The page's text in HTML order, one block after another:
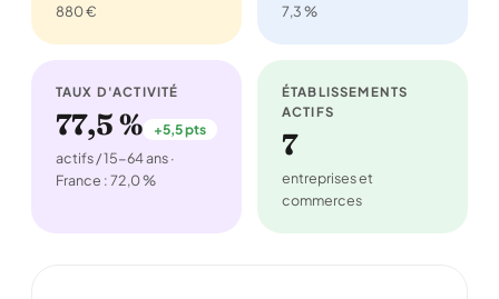
880 €
7,3 %
TAUX D'ACTIVITÉ
77,5 % +5,5 pts
actifs / 15-64 ans ·
France : 72,0 %
ÉTABLISSEMENTS
ACTIFS
7
entreprises et
commerces